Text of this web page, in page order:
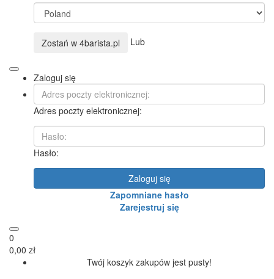
Zostań w 4barista.pl Lub
Zaloguj się
Adres poczty elektronicznej:
Hasło:
Zaloguj się
Zapomniane hasło
Zarejestruj się
0
0,00 zł
Twój koszyk zakupów jest pusty!